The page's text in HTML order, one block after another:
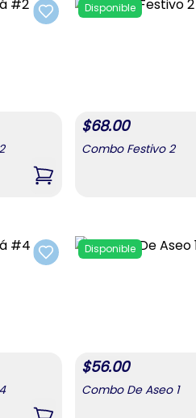
Add to favorites
,Combo Para Mamá #2
Disponible
$68.00
Combo Festivo 2
Add to favorites
Disponible
$56.00
Combo De Aseo 1